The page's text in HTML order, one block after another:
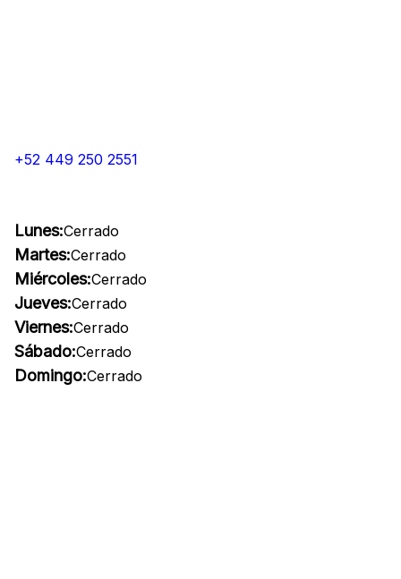
+52 449 250 2551
Lunes:Cerrado
Martes:Cerrado
Miércoles:Cerrado
Jueves:Cerrado
Viernes:Cerrado
Sábado:Cerrado
Domingo:Cerrado